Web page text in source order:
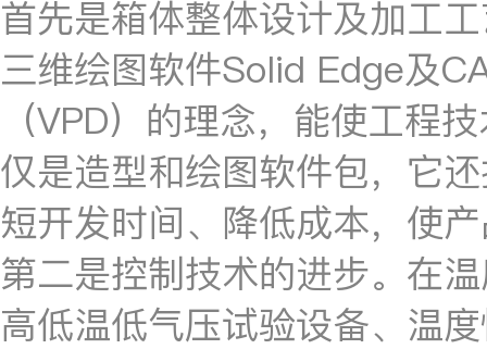
首先是箱体整体设计及加工
三维绘图软件Solid Edge及
（VPD）的理念，能使工程
仅是造型和绘图软件包，它
短开发时间、降低成本，使
第二是控制技术的进步。在
高低温低气压试验设备、温